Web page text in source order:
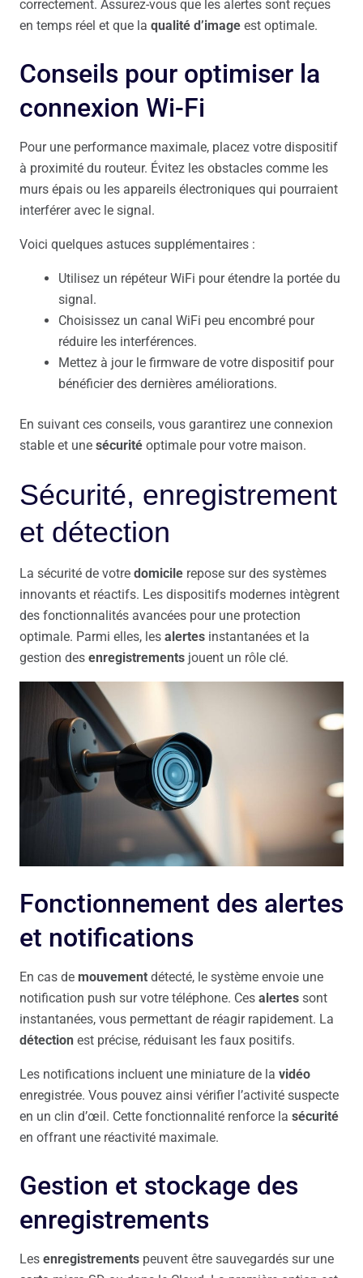
correctement. Assurez-vous que les alertes sont reçues
en temps réel et que la qualité d’image est optimale.
Conseils pour optimiser la
connexion Wi-Fi
Pour une performance maximale, placez votre dispositif
à proximité du routeur. Évitez les obstacles comme les
murs épais ou les appareils électroniques qui pourraient
interférer avec le signal.
Voici quelques astuces supplémentaires :
Utilisez un répéteur WiFi pour étendre la portée du
signal.
Choisissez un canal WiFi peu encombré pour
réduire les interférences.
Mettez à jour le firmware de votre dispositif pour
bénéficier des dernières améliorations.
En suivant ces conseils, vous garantirez une connexion
stable et une sécurité optimale pour votre maison.
Sécurité, enregistrement
et détection
La sécurité de votre domicile repose sur des systèmes
innovants et réactifs. Les dispositifs modernes intègrent
des fonctionnalités avancées pour une protection
optimale. Parmi elles, les alertes instantanées et la
gestion des enregistrements jouent un rôle clé.
Fonctionnement des alertes
et notifications
En cas de mouvement détecté, le système envoie une
notification push sur votre téléphone. Ces alertes sont
instantanées, vous permettant de réagir rapidement. La
détection est précise, réduisant les faux positifs.
Les notifications incluent une miniature de la vidéo
enregistrée. Vous pouvez ainsi vérifier l’activité suspecte
en un clin d’œil. Cette fonctionnalité renforce la sécurité
en offrant une réactivité maximale.
Gestion et stockage des
enregistrements
Les enregistrements peuvent être sauvegardés sur une